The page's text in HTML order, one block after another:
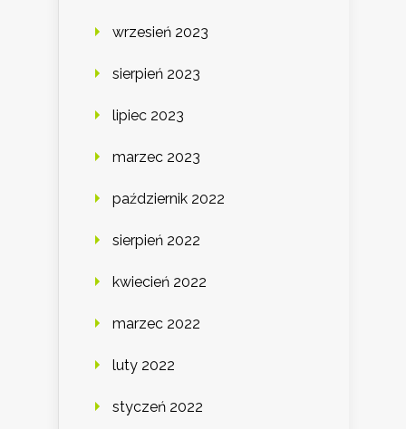
wrzesień 2023
sierpień 2023
lipiec 2023
marzec 2023
październik 2022
sierpień 2022
kwiecień 2022
marzec 2022
luty 2022
styczeń 2022